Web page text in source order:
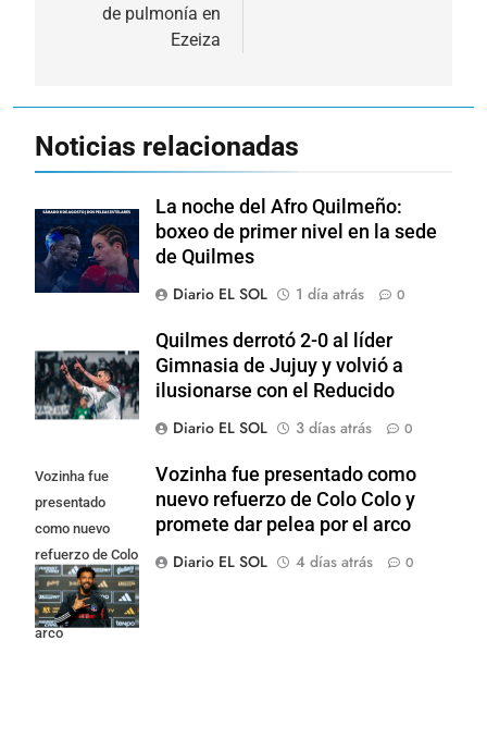
de pulmonía en
Ezeiza
Noticias relacionadas
La noche del Afro Quilmeño:
boxeo de primer nivel en la sede
de Quilmes
Diario EL SOL
1 día atrás 0
Quilmes derrotó 2-0 al líder
Gimnasia de Jujuy y volvió a
ilusionarse con el Reducido
Diario EL SOL
3 días atrás 0
Vozinha fue
presentado
como nuevo
refuerzo de Colo
Colo y promete
dar pelea por el
arco
Vozinha fue presentado como
nuevo refuerzo de Colo Colo y
promete dar pelea por el arco
Diario EL SOL
4 días atrás 0